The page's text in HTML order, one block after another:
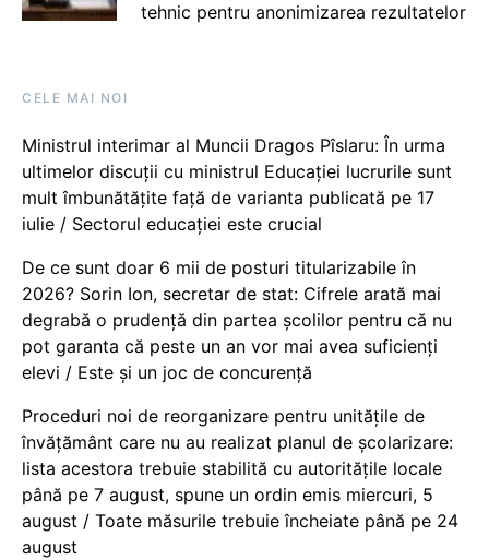
tehnic pentru anonimizarea rezultatelor
CELE MAI NOI
Ministrul interimar al Muncii Dragos Pîslaru: În urma
ultimelor discuții cu ministrul Educației lucrurile sunt
mult îmbunătățite față de varianta publicată pe 17
iulie / Sectorul educației este crucial
De ce sunt doar 6 mii de posturi titularizabile în
2026? Sorin Ion, secretar de stat: Cifrele arată mai
degrabă o prudență din partea școlilor pentru că nu
pot garanta că peste un an vor mai avea suficienți
elevi / Este și un joc de concurență
Proceduri noi de reorganizare pentru unitățile de
învățământ care nu au realizat planul de școlarizare:
lista acestora trebuie stabilită cu autoritățile locale
până pe 7 august, spune un ordin emis miercuri, 5
august / Toate măsurile trebuie încheiate până pe 24
august